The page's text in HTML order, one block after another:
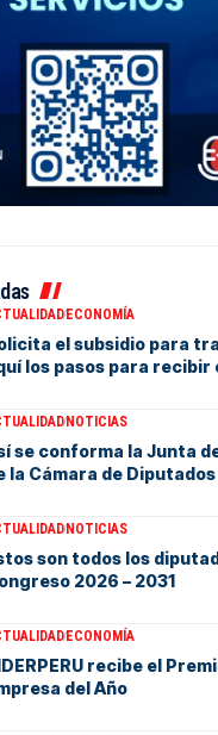
ECONOMÍA
el subsidio para
los pasos para recibir
NOTICIAS
se conforma la Junta
la Cámara de Diputados
NOTICIAS
son todos los
2026 – 2031
ECONOMÍA
recibe el
del Año